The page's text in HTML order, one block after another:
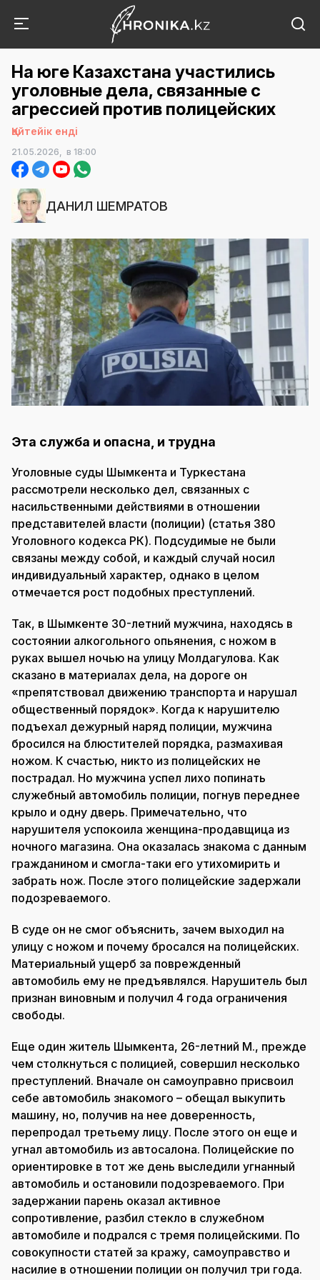
На юге Казахстана участились
уголовные дела, связанные с
агрессией против полицейских
Қайтейік енді
21.05.2026, в 18:00
ДАНИЛ ШЕМРАТОВ
Эта служба и опасна, и трудна
Уголовные суды Шымкента и Туркестана
рассмотрели несколько дел, связанных с
насильственными действиями в отношении
представителей власти (полиции) (статья 380
Уголовного кодекса РК). Подсудимые не были
связаны между собой, и каждый случай носил
индивидуальный характер, однако в целом
отмечается рост подобных преступлений.
Так, в Шымкенте 30-летний мужчина, находясь в
состоянии алкогольного опьянения, с ножом в
руках вышел ночью на улицу Молдагулова. Как
сказано в материалах дела, на дороге он
«препятствовал движению транспорта и нарушал
общественный порядок». Когда к нарушителю
подъехал дежурный наряд полиции, мужчина
бросился на блюстителей порядка, размахивая
ножом. К счастью, никто из полицейских не
пострадал. Но мужчина успел лихо попинать
служебный автомобиль полиции, погнув переднее
крыло и одну дверь. Примечательно, что
нарушителя успокоила женщина-продавщица из
ночного магазина. Она оказалась знакома с данным
гражданином и смогла-таки его утихомирить и
забрать нож. После этого полицейские задержали
подозреваемого.
В суде он не смог объяснить, зачем выходил на
улицу с ножом и почему бросался на полицейских.
Материальный ущерб за поврежденный
автомобиль ему не предъявлялся. Нарушитель был
признан виновным и получил 4 года ограничения
свободы.
Еще один житель Шымкента, 26-летний М., прежде
чем столкнуться с полицией, совершил несколько
преступлений. Вначале он самоуправно присвоил
себе автомобиль знакомого – обещал выкупить
машину, но, получив на нее доверенность,
перепродал третьему лицу. После этого он еще и
угнал автомобиль из автосалона. Полицейские по
ориентировке в тот же день выследили угнанный
автомобиль и остановили подозреваемого. При
задержании парень оказал активное
сопротивление, разбил стекло в служебном
автомобиле и подрался с тремя полицейскими. По
совокупности статей за кражу, самоуправство и
насилие в отношении полиции он получил три года.